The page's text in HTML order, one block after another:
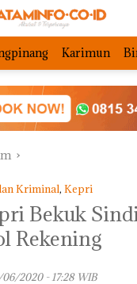
Karimun
Kriminal, Kepri
Bekuk
Rekening
06/2020 - 17:28 WIB